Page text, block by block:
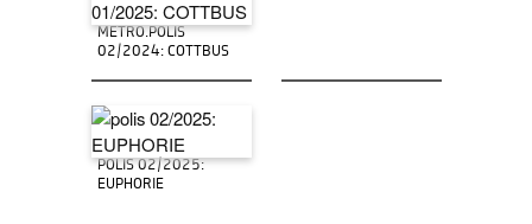
METRO.POLIS
02/2024: COTTBUS
POLIS 02/2025:
EUPHORIE